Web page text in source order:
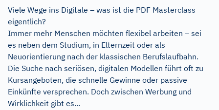
Viele Wege ins Digitale – was ist die PDF Masterclass
eigentlich?
Immer mehr Menschen möchten flexibel arbeiten – sei
es neben dem Studium, in Elternzeit oder als
Neuorientierung nach der klassischen Berufslaufbahn.
Die Suche nach seriösen, digitalen Modellen führt oft zu
Kursangeboten, die schnelle Gewinne oder passive
Einkünfte versprechen. Doch zwischen Werbung und
Wirklichkeit gibt es...